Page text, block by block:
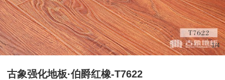
1/4
古象强化地板·伯爵红橡-T7622